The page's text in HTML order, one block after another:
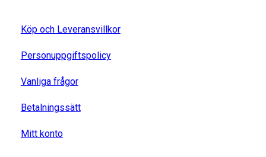
Köp och Leveransvillkor
Personuppgiftspolicy
Vanliga frågor
Betalningssätt
Mitt konto